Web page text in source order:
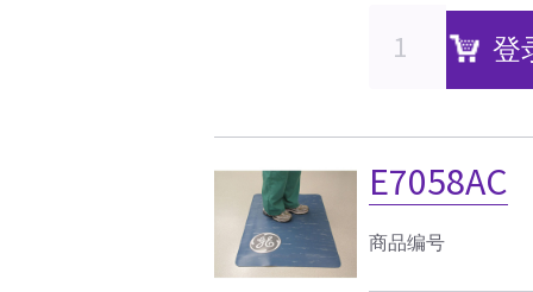
登
E7058AC
商品编号